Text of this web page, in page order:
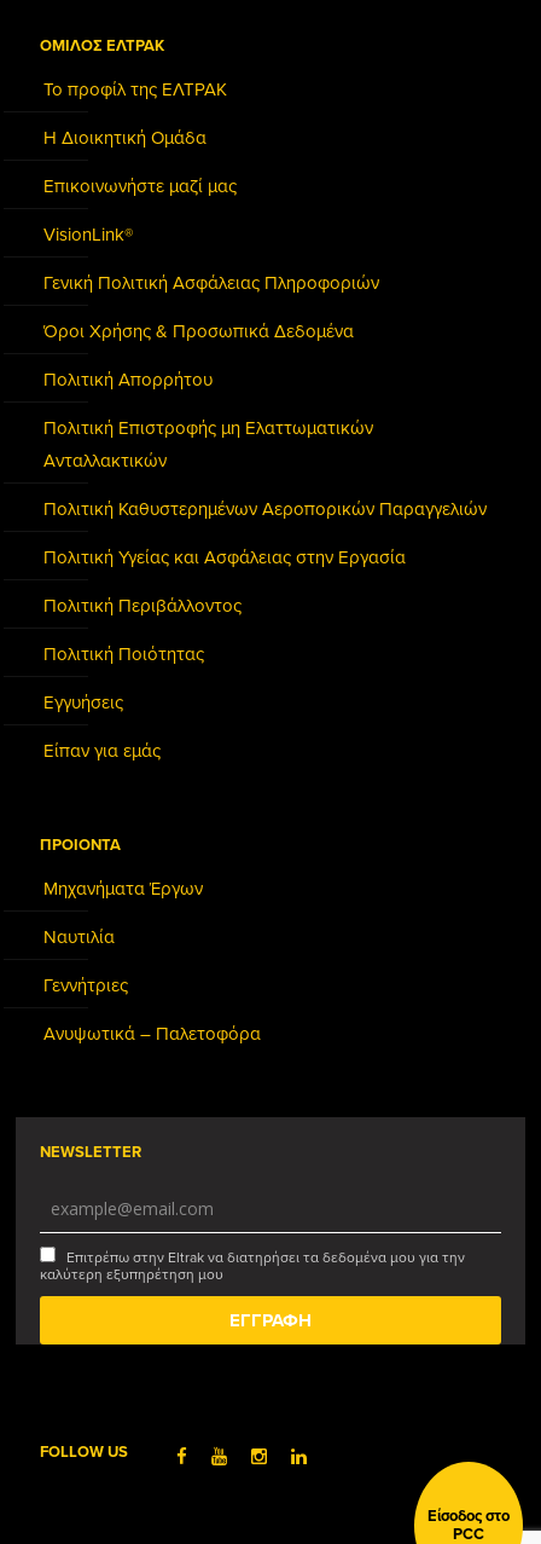
ΟΜΙΛΟΣ ΕΛΤΡΑΚ
Το προφίλ της ΕΛΤΡΑΚ
Η Διοικητική Ομάδα
Επικοινωνήστε μαζί μας
VisionLink®
Γενική Πολιτική Ασφάλειας Πληροφοριών
Όροι Χρήσης & Προσωπικά Δεδομένα
Πολιτική Απορρήτου
Πολιτική Επιστροφής μη Ελαττωματικών
Ανταλλακτικών
Πολιτική Καθυστερημένων Αεροπορικών Παραγγελιών
Πολιτική Υγείας και Ασφάλειας στην Εργασία
Πολιτική Περιβάλλοντος
Πολιτική Ποιότητας
Εγγυήσεις
Είπαν για εμάς
ΠΡΟΙΟΝΤΑ
Μηχανήματα Έργων
Ναυτιλία
Γεννήτριες
Ανυψωτικά – Παλετοφόρα
NEWSLETTER
Επιτρέπω στην Eltrak να διατηρήσει τα δεδομένα μου για την
καλύτερη εξυπηρέτηση μου
FOLLOW US
Είσοδος στο
PCC